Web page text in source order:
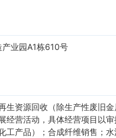
业园A1栋610号
生资源回收（除生产性废旧
经营活动，具体经营项目以
产品）；合成纤维销售；水